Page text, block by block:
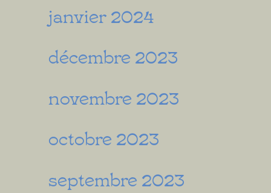
janvier 2024
décembre 2023
novembre 2023
octobre 2023
septembre 2023